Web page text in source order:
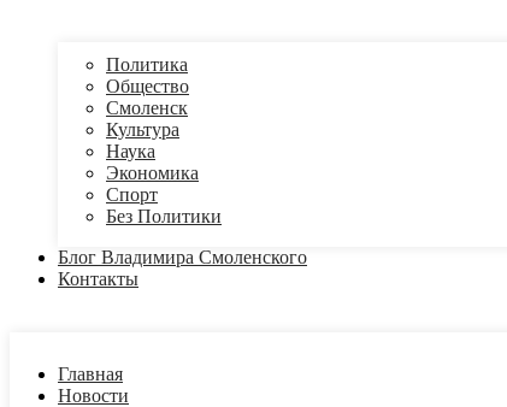
Политика
Общество
Смоленск
Культура
Наука
Экономика
Спорт
Без Политики
Блог Владимира Смоленского
Контакты
Главная
Новости